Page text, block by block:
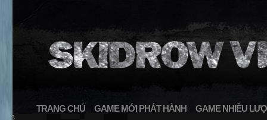
TRANG CHỦ GAME MỚI PHÁT HÀNH GAME NHIỀU
}